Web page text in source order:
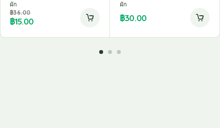
ผัก
฿36.00
฿15.00
ผัก
฿30.00